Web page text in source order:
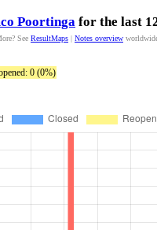
Poortinga for the last
See ResultMaps | Notes overview
0 (0%)